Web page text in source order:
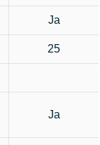
Ja
25
Ja